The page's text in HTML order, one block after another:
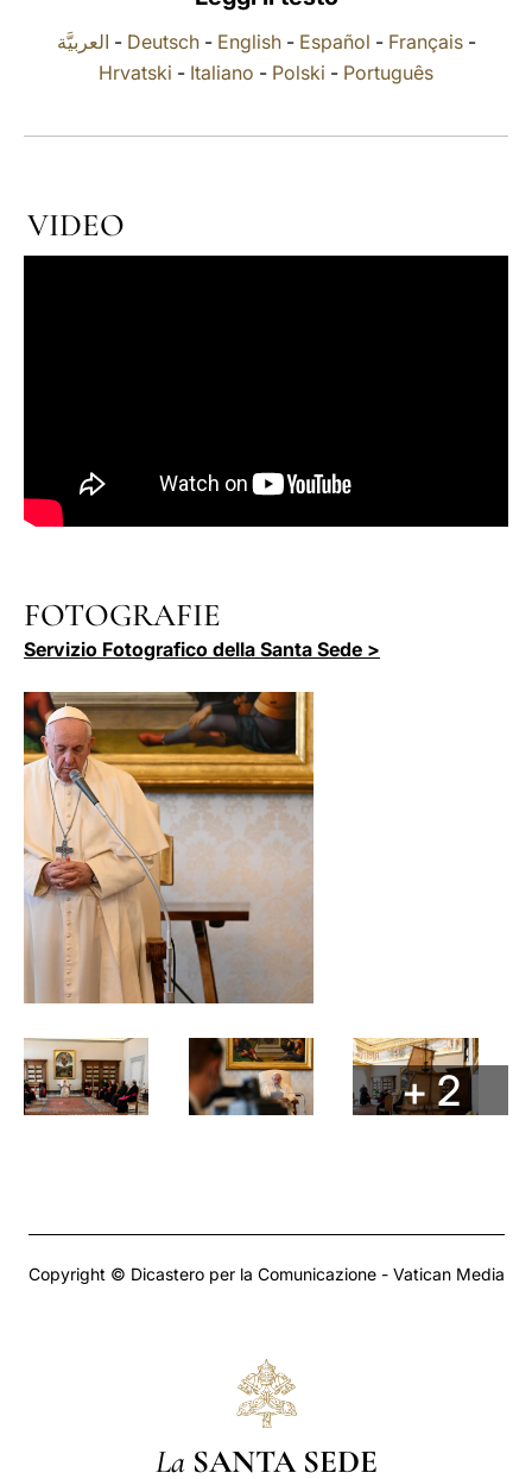
العربيَّة - Deutsch- English- Español - Français-
Hrvatski - Italiano - Polski - Português
VIDEO
FOTOGRAFIE
Servizio Fotografico della Santa Sede >
+ 2
Copyright © Dicastero per la Comunicazione - Vatican Media
La SANTA SEDE